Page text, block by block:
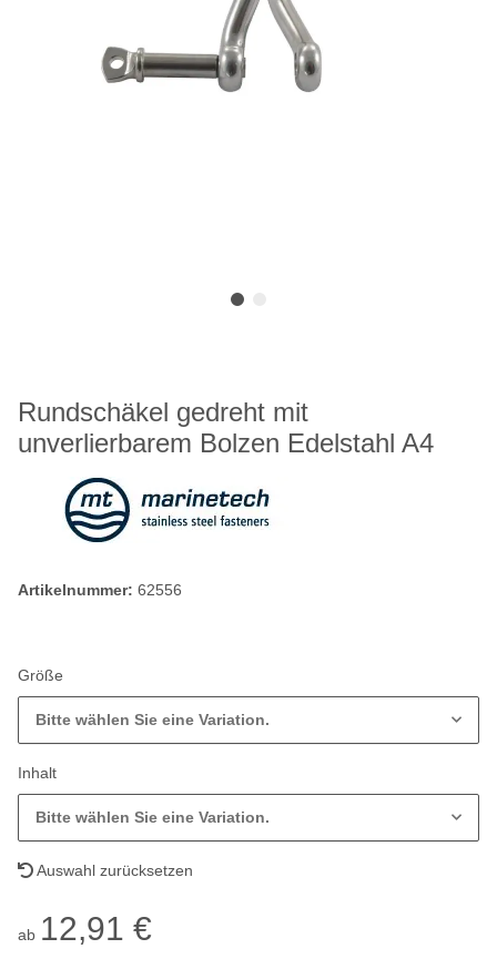
Rundschäkel gedreht mit
unverlierbarem Bolzen Edelstahl A4
Artikelnummer: 62556
Größe
Bitte wählen Sie eine Variation.
Inhalt
Bitte wählen Sie eine Variation.
Auswahl zurücksetzen
ab 12,91 €